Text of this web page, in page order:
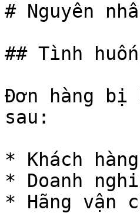
# Nguyên
## Tình
Đơn hàng bị
sau:
* Khách
* Doanh
* Hãng vận